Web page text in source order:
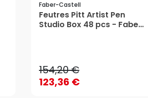
Faber-Castell
Feutres Pitt Artist Pen
Studio Box 48 pcs - Faber-
154,20 €
123,36 €AJOUTER AU PANIER